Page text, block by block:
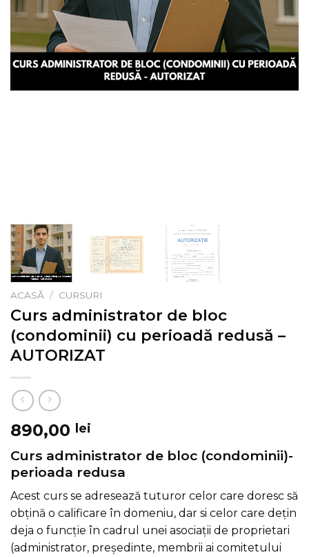
ACASĂ / CURSURI
Curs administrator de bloc
(condominii) cu perioadă redusă –
AUTORIZAT
890,00 lei
Curs administrator de bloc (condominii)-
perioada redusa
Acest curs se adresează tuturor celor care doresc să
obțină o calificare în domeniu, dar si celor care dețin
deja o funcție în cadrul unei asociații de proprietari
(administrator, președinte, membrii ai comitetului